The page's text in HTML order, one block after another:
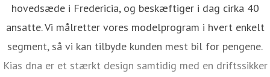
hovedsæde i Fredericia, og beskæftiger i dag cirka 40
ansatte. Vi målretter vores modelprogram i hvert enkelt
segment, så vi kan tilbyde kunden mest bil for pengene.
Kias dna er et stærkt design samtidig med en driftssikker